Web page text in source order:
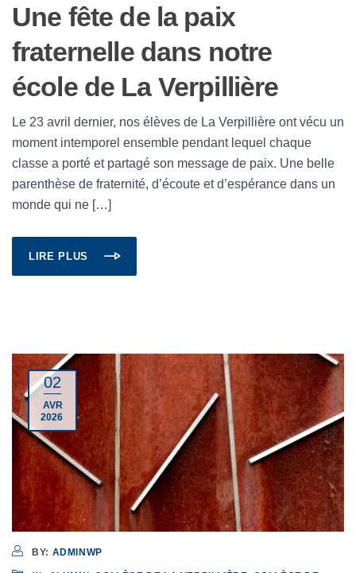
Une fête de la paix
fraternelle dans notre
école de La Verpillière
Le 23 avril dernier, nos élèves de La Verpillière ont vécu un
moment intemporel ensemble pendant lequel chaque
classe a porté et partagé son message de paix. Une belle
parenthèse de fraternité, d’écoute et d’espérance dans un
monde qui ne […]
LIRE PLUS
02
AVR
2026
BY: ADMINWP